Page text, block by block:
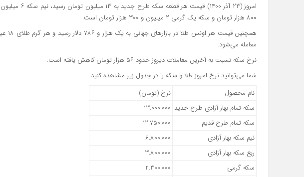
۸۰۰ هزار تومان و سکه یک گرمی ۲ میلیون و ۳۰۰ هزار تومان است.
معامله می‌شود.
نرخ سکه نسبت به آخرین معاملات دیروز حدود ۵۶ هزار تومان کاهش یافته است.
شما می‌توانید نرخ امروز طلا و سکه را در جدول زیر مشاهده کنید:
نام محصول
نرخ (تومان)
سکه تمام بهار آزادی طرح جدید 13.000.000
سکه تمام طرح قدیم
12.750.000
نیم سکه بهار آزادی
6.800.000
ربع سکه بهار آزادی
3.800.000
سکه گرمی
2.300.000